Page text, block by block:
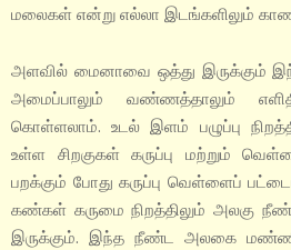
மலைகள் என்று எல்லா இடங்களிலும்
அளவில் மைனாவை ஒத்து இருக்கும்
அமைப்பாலும் வண்ணத்தாலும்
கொள்ளலாம். உடல் இளம் பழுப்பு
உள்ள சிறகுகள் கருப்பு மற்றும்
பறக்கும் போது கருப்பு வெள்ளைப்
கண்கள் கருமை நிறத்திலும் அலகு
இருக்கும். இந்த நீண்ட அலகை